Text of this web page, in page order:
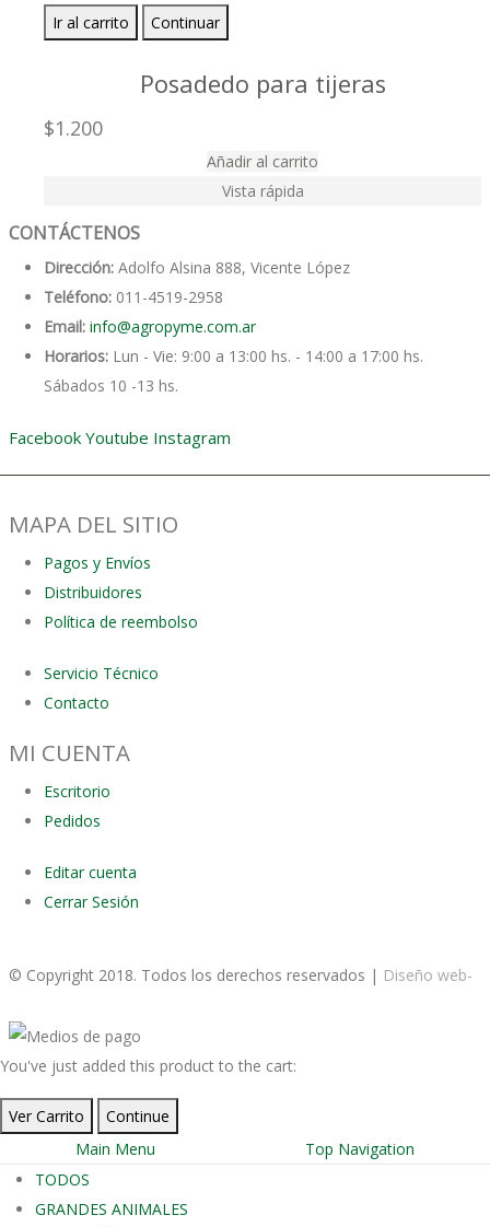
Ir al carrito Continuar
Posadedo para tijeras
$1.200
Añadir al carrito
Vista rápida
CONTÁCTENOS
Dirección: Adolfo Alsina 888, Vicente López
Teléfono: 011-4519-2958
Email: info@agropyme.com.ar
Horarios: Lun - Vie: 9:00 a 13:00 hs. - 14:00 a 17:00 hs.
Sábados 10 -13 hs.
Facebook Youtube Instagram
MAPA DEL SITIO
Pagos y Envíos
Distribuidores
Política de reembolso
Servicio Técnico
Contacto
MI CUENTA
Escritorio
Pedidos
Editar cuenta
Cerrar Sesión
© Copyright 2018. Todos los derechos reservados | Diseño web-
You've just added this product to the cart:
Ver Carrito
Continue
Main Menu
Top Navigation
TODOS
GRANDES ANIMALES